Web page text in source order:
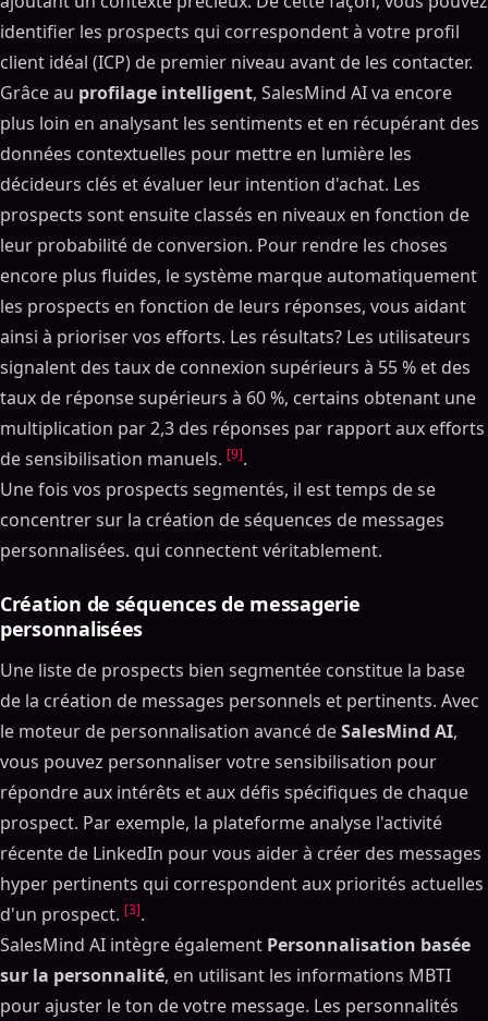
identifier les prospects qui correspondent à votre profil
client idéal (ICP) de premier niveau avant de les contacter.
Grâce au profilage intelligent, SalesMind AI va encore
plus loin en analysant les sentiments et en récupérant des
données contextuelles pour mettre en lumière les
décideurs clés et évaluer leur intention d'achat. Les
prospects sont ensuite classés en niveaux en fonction de
leur probabilité de conversion. Pour rendre les choses
encore plus fluides, le système marque automatiquement
les prospects en fonction de leurs réponses, vous aidant
ainsi à prioriser vos efforts. Les résultats? Les utilisateurs
signalent des taux de connexion supérieurs à 55 % et des
taux de réponse supérieurs à 60 %, certains obtenant une
multiplication par 2,3 des réponses par rapport aux efforts
de sensibilisation manuels. [9].
Une fois vos prospects segmentés, il est temps de se
concentrer sur la création de séquences de messages
personnalisées. qui connectent véritablement.
Création de séquences de messagerie
personnalisées
Une liste de prospects bien segmentée constitue la base
de la création de messages personnels et pertinents. Avec
le moteur de personnalisation avancé deSalesMind AI,
vous pouvez personnaliser votre sensibilisation pour
répondre aux intérêts et aux défis spécifiques de chaque
prospect. Par exemple, la plateforme analyse l'activité
récente de LinkedIn pour vous aider à créer des messages
hyper pertinents qui correspondent aux priorités actuelles
d'un prospect. [3].
SalesMind AI intègre également Personnalisation basée
sur la personnalité, en utilisant les informations MBTI
pour ajuster le ton de votre message. Les personnalités